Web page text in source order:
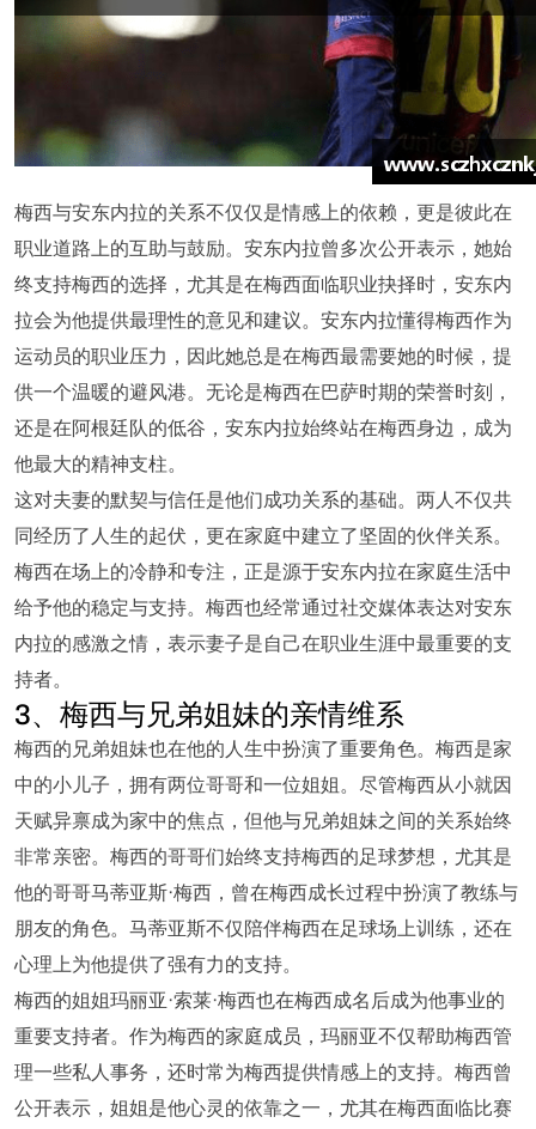
梅西与安东内拉的关系不仅仅是情感上的依赖，更是彼此在
职业道路上的互助与鼓励。安东内拉曾多次公开表示，她始
终支持梅西的选择，尤其是在梅西面临职业抉择时，安东内
拉会为他提供最理性的意见和建议。安东内拉懂得梅西作为
运动员的职业压力，因此她总是在梅西最需要她的时候，提
供一个温暖的避风港。无论是梅西在巴萨时期的荣誉时刻，
还是在阿根廷队的低谷，安东内拉始终站在梅西身边，成为
他最大的精神支柱。
这对夫妻的默契与信任是他们成功关系的基础。两人不仅共
同经历了人生的起伏，更在家庭中建立了坚固的伙伴关系。
梅西在场上的冷静和专注，正是源于安东内拉在家庭生活中
给予他的稳定与支持。梅西也经常通过社交媒体表达对安东
内拉的感激之情，表示妻子是自己在职业生涯中最重要的支
持者。
3、梅西与兄弟姐妹的亲情维系
梅西的兄弟姐妹也在他的人生中扮演了重要角色。梅西是家
中的小儿子，拥有两位哥哥和一位姐姐。尽管梅西从小就因
天赋异禀成为家中的焦点，但他与兄弟姐妹之间的关系始终
非常亲密。梅西的哥哥们始终支持梅西的足球梦想，尤其是
他的哥哥马蒂亚斯·梅西，曾在梅西成长过程中扮演了教练与
朋友的角色。马蒂亚斯不仅陪伴梅西在足球场上训练，还在
心理上为他提供了强有力的支持。
梅西的姐姐玛丽亚·索莱·梅西也在梅西成名后成为他事业的
重要支持者。作为梅西的家庭成员，玛丽亚不仅帮助梅西管
理一些私人事务，还时常为梅西提供情感上的支持。梅西曾
公开表示，姐姐是他心灵的依靠之一，尤其在梅西面临比赛